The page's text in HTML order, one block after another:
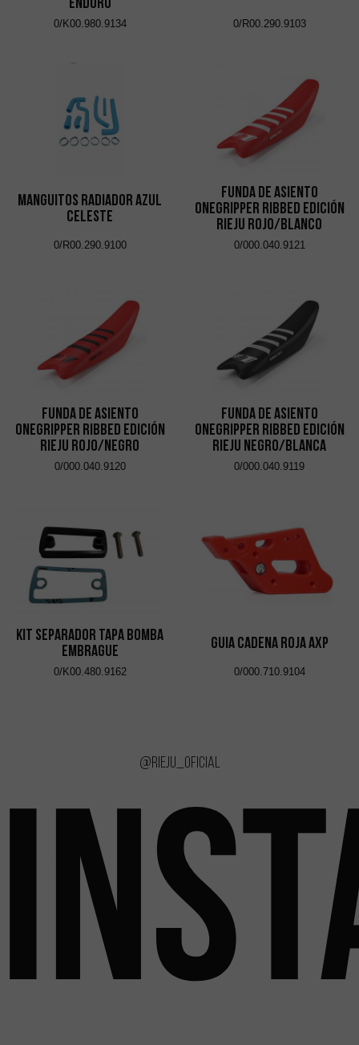
0/K00.980.9134 0/R00.290.9103
Manguitos Radiador Azul
Celeste
0/R00.290.9100
Funda de asiento
Onegripper Ribbed Edición
Rieju Rojo/Blanco
0/000.040.9121
Funda de asiento
Onegripper Ribbed Edición
Rieju Rojo/Negro
0/000.040.9120
Funda de asiento
Onegripper Ribbed Edición
Rieju Negro/Blanca
0/000.040.9119
KIT SEPARADOR TAPA BOMBA
EMBRAGUE
0/K00.480.9162
GUIA CADENA ROJA AXP
0/000.710.9104
@rieju_oficial